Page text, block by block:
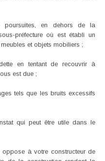
poursuites, en dehors de la
préfecture où est établi un
et objets mobiliers ;
en tentant de recouvrir à
est due ;
tels que les bruits excessifs
qui peut être utile dans le
à votre constructeur de